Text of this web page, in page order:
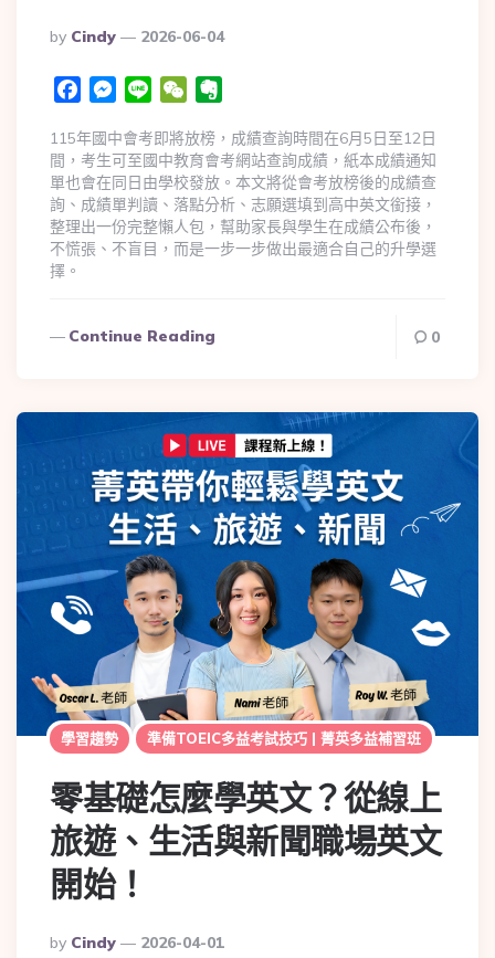
By Cindy 2026-06-04
FacebookMessenger
Line WeChat
115年國中會考即將放榜，成績查詢時間在6月5日至12日
間，考生可至國中教育會考網站查詢成績，紙本成績通知
單也會在同日由學校發放。本文將從會考放榜後的成績查
詢、成績單判讀、落點分析、志願選填到高中英文銜接，
整理出一份完整懶人包，幫助家長與學生在成績公布後，
不慌張、不盲目，而是一步一步做出最適合自己的升學選
擇。
Continue Reading 0
學習趨勢 準備TOEIC多益考試技巧 | 菁英多益補習班
零基礎怎麼學英文？從線上
旅遊、生活與新聞職場英文
開始！
By Cindy 2026-04-01